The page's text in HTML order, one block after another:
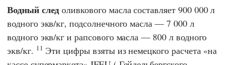
Водный след оливкового масла составляет 900 000 л
водного экв/кг, подсолнечного масла — 7 000 л
водного экв/кг и рапсового масла — 800 л водного
экв/кг. 11 Эти цифры взяты из немецкого расчета «на